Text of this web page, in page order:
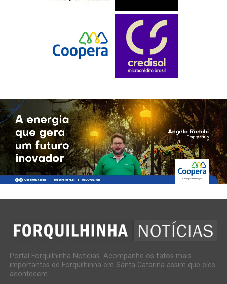
Portal Forquilhinha Notícias. Acompanhe os fatos mais
importantes de Forquilhinha em Santa Catarina assim que eles
acontecem.